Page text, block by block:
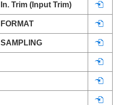
In. Trim (Input Trim)
FORMAT
SAMPLING